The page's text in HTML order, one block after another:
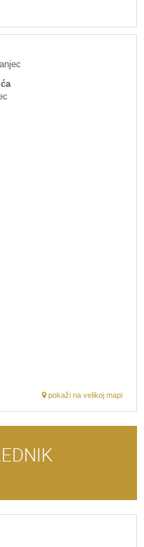
pokaži na velikoj mapi